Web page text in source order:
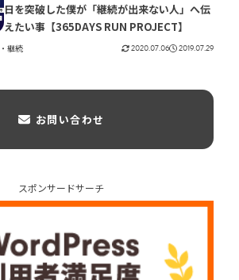
日を突破した僕が「継続が出来ない人」へ伝
えたい事【365DAYS RUN PROJECT】
継続 2020.07.06 2019.07.29
お問い合わせ
スポンサードサーチ